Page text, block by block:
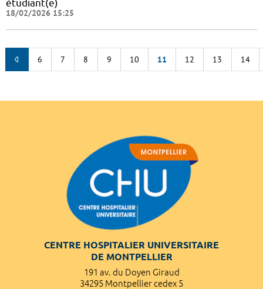
étudiant(e)
18/02/2026 15:25
6 7 8 9 10 11 12 13 14
CENTRE HOSPITALIER UNIVERSITAIRE
DE MONTPELLIER
191 av. du Doyen Giraud
34295 Montpellier cedex 5